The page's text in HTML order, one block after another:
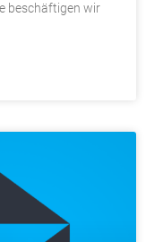
beschäftigen wir